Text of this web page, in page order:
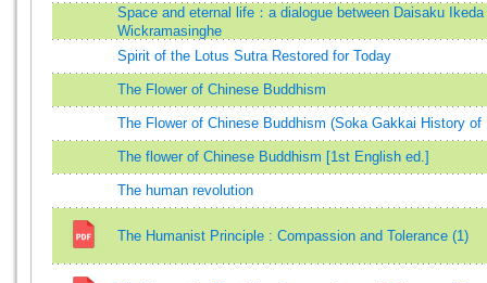
Space and eternal life：a dialogue between Daisaku Ikeda
Wickramasinghe
Spirit of the Lotus Sutra Restored for Today
The Flower of Chinese Buddhism
The Flower of Chinese Buddhism (Soka Gakkai History of
The flower of Chinese Buddhism [1st English ed.]
The human revolution
The Humanist Principle : Compassion and Tolerance (1)